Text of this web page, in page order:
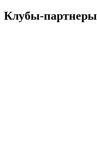
Клубы-партнеры